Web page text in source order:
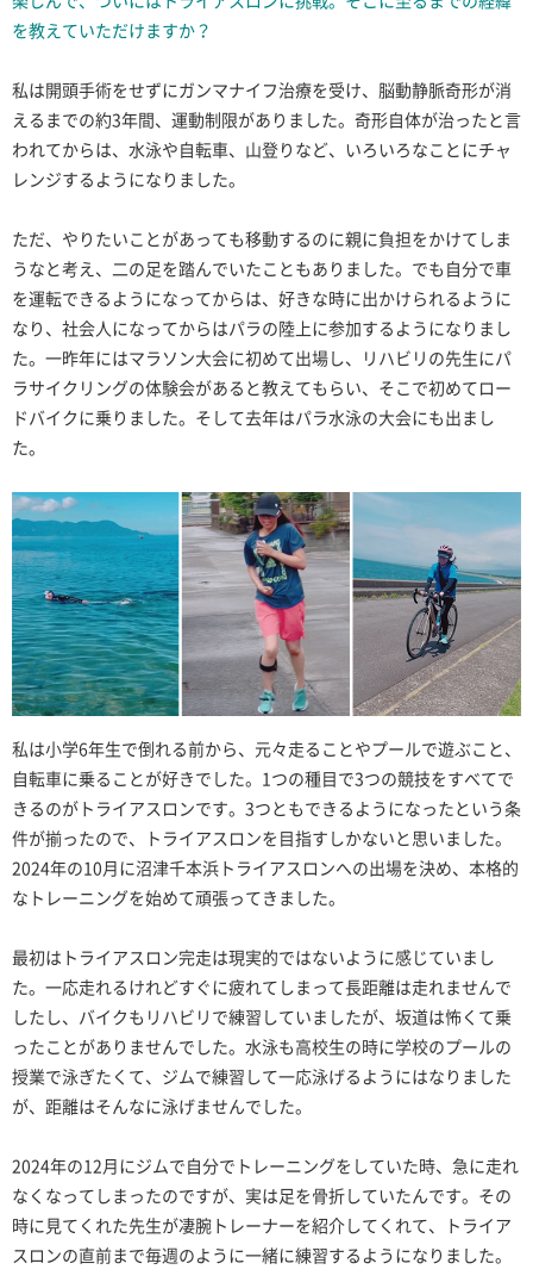
を教えていただけますか？
私は開頭手術をせずにガンマナイフ治療を受け、脳動静脈奇形が消
えるまでの約3年間、運動制限がありました。奇形自体が治ったと言
われてからは、水泳や自転車、山登りなど、いろいろなことにチャ
レンジするようになりました。
ただ、やりたいことがあっても移動するのに親に負担をかけてしま
うなと考え、二の足を踏んでいたこともありました。でも自分で車
を運転できるようになってからは、好きな時に出かけられるように
なり、社会人になってからはパラの陸上に参加するようになりまし
た。一昨年にはマラソン大会に初めて出場し、リハビリの先生にパ
ラサイクリングの体験会があると教えてもらい、そこで初めてロー
ドバイクに乗りました。そして去年はパラ水泳の大会にも出まし
た。
私は小学6年生で倒れる前から、元々走ることやプールで遊ぶこと、
自転車に乗ることが好きでした。1つの種目で3つの競技をすべてで
きるのがトライアスロンです。3つともできるようになったという条
件が揃ったので、トライアスロンを目指すしかないと思いました。
2024年の10月に沼津千本浜トライアスロンへの出場を決め、本格的
なトレーニングを始めて頑張ってきました。
最初はトライアスロン完走は現実的ではないように感じていまし
た。一応走れるけれどすぐに疲れてしまって長距離は走れませんで
したし、バイクもリハビリで練習していましたが、坂道は怖くて乗
ったことがありませんでした。水泳も高校生の時に学校のプールの
授業で泳ぎたくて、ジムで練習して一応泳げるようにはなりました
が、距離はそんなに泳げませんでした。
2024年の12月にジムで自分でトレーニングをしていた時、急に走れ
なくなってしまったのですが、実は足を骨折していたんです。 その
時に見てくれた先生が凄腕トレーナーを紹介してくれて、トライア
スロンの直前まで毎週のように一緒に練習するようになりました。